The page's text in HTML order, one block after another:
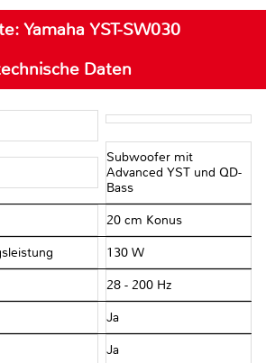
Yamaha YST-SW030
Daten
Subwoofer mit
Advanced YST und QD-
Bass
20 cm Konus
130 W
28 - 200 Hz
Ja
Ja